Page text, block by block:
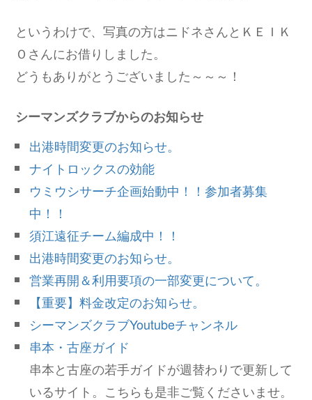
というわけで、写真の方はニドネさんとＫＥＩＫ
Ｏさんにお借りしました。
どうもありがとうございました～～～！
シーマンズクラブからのお知らせ
出港時間変更のお知らせ。
ナイトロックスの効能
ウミウシサーチ企画始動中！！参加者募集
中！！
須江遠征チーム編成中！！
出港時間変更のお知らせ。
営業再開＆利用要項の一部変更について。
【重要】料金改定のお知らせ。
シーマンズクラブYoutubeチャンネル
串本・古座ガイド
串本と古座の若手ガイドが週替わりで更新して
いるサイト。こちらも是非ご覧くださいませ。